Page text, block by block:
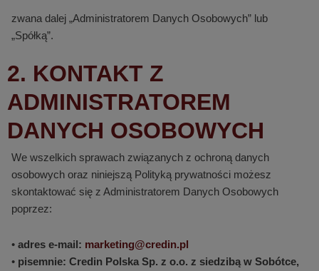
zwana dalej „Administratorem Danych Osobowych” lub
„Spółką”.
2. KONTAKT Z
ADMINISTRATOREM
DANYCH OSOBOWYCH
We wszelkich sprawach związanych z ochroną danych
osobowych oraz niniejszą Polityką prywatności możesz
skontaktować się z Administratorem Danych Osobowych
poprzez:
• adres e-mail: marketing@credin.pl
• pisemnie: Credin Polska Sp. z o.o. z siedzibą w Sobótce,